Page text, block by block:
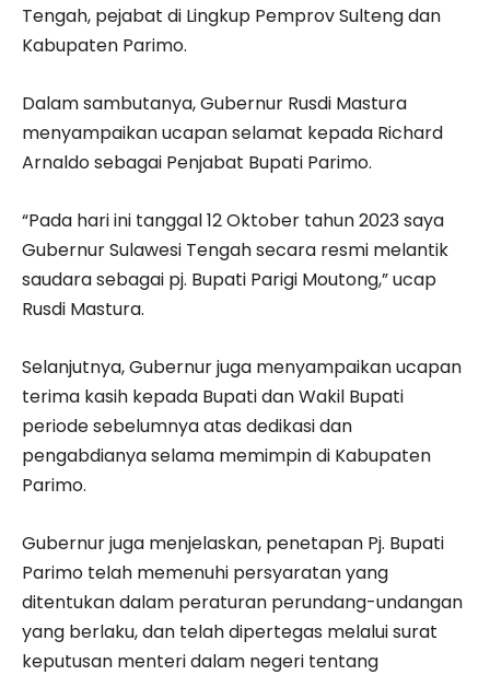
Tengah, pejabat di Lingkup Pemprov Sulteng dan
Kabupaten Parimo.
Dalam sambutanya, Gubernur Rusdi Mastura
menyampaikan ucapan selamat kepada Richard
Arnaldo sebagai Penjabat Bupati Parimo.
“Pada hari ini tanggal 12 Oktober tahun 2023 saya
Gubernur Sulawesi Tengah secara resmi melantik
saudara sebagai pj. Bupati Parigi Moutong,” ucap
Rusdi Mastura.
Selanjutnya, Gubernur juga menyampaikan ucapan
terima kasih kepada Bupati dan Wakil Bupati
periode sebelumnya atas dedikasi dan
pengabdianya selama memimpin di Kabupaten
Parimo.
Gubernur juga menjelaskan, penetapan Pj. Bupati
Parimo telah memenuhi persyaratan yang
ditentukan dalam peraturan perundang-undangan
yang berlaku, dan telah dipertegas melalui surat
keputusan menteri dalam negeri tentang